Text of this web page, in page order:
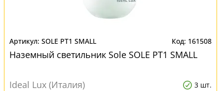
SOLE PT1 SMALL 161508
Наземный светильник Sole SOLE PT1 SMALL
Ideal Lux (Италия) 3 шт.